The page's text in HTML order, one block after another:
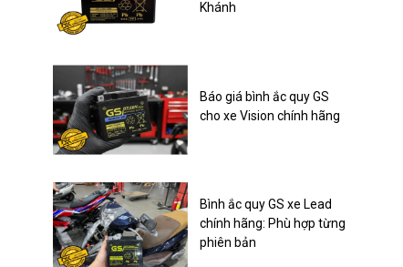
Khánh
Báo giá bình ắc quy GS
cho xe Vision chính hãng
Bình ắc quy GS xe Lead
chính hãng: Phù hợp từng
phiên bản